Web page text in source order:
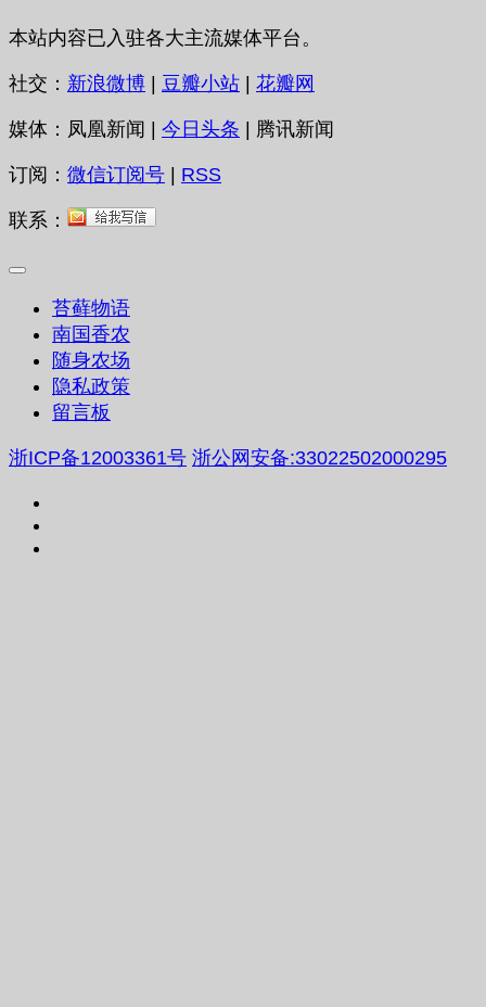
本站内容已入驻各大主流媒体平台。
社交： 新浪微博 | 豆瓣小站 | 花瓣网
媒体：凤凰新闻 | 今日头条 | 腾讯新闻
订阅： 微信订阅号 RSS
联系：
苔藓物语
南国香农
随身农场
隐私政策
留言板
浙ICP备12003361号 浙公网安备:33022502000295